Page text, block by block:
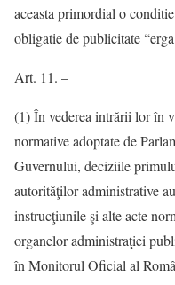
aceasta primordial o
obligatie de publicitate
Art. 11. –
(1) În vederea intrării lor în
normative adoptate de
Guvernului, deciziile
autorităţilor administrative
instrucţiunile şi alte acte
organelor administraţiei
în Monitorul Oficial al